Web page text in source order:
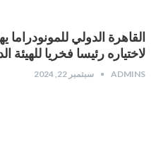
القاهرة الدولي
لاختياره رئيسا فخريا للهيئة
ADMINS سبتمبر 22, 2024